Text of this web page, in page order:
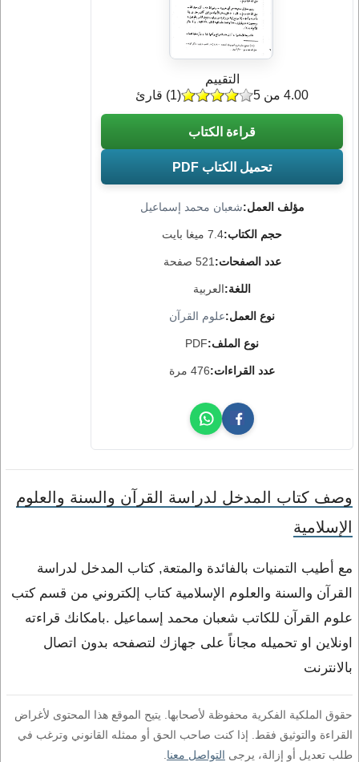
مؤلف العمل:شعبان محمد إسماعيل
حجم الكتاب:7.4 ميغا بايت
عدد الصفحات: 521 صفحة
اللغة:العربية
نوع العمل:علوم القرآن
نوع الملف:PDF
عدد القراءات:476 مرة
التقييم
(
1) قارئ 4.00 من 5
قراءة الكتاب
تحميل الكتاب PDF
وصف كتاب المدخل لدراسة القرآن والسنة والعلوم
الإسلامية
مع أطيب التمنيات بالفائدة والمتعة, كتاب المدخل لدراسة
القرآن والسنة والعلوم الإسلامية كتاب إلكتروني من قسم كتب
علوم القرآن للكاتب شعبان محمد إسماعيل .بامكانك قراءته
اونلاين او تحميله مجاناً على جهازك لتصفحه بدون اتصال
بالانترنت
حقوق الملكية الفكرية محفوظة لأصحابها. يتيح الموقع هذا المحتوى لأغراض
القراءة والتوثيق فقط. إذا كنت صاحب الحق أو ممثله القانوني وترغب في
طلب تعديل أو إزالة، يرجى التواصل معنا